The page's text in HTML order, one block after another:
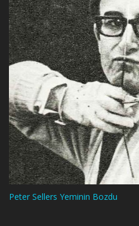
Peter Sellers Yeminin Bozdu